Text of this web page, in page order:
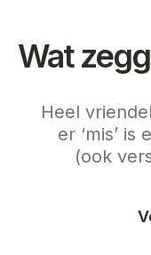
Wat
Heel
er ‘mis’
(ook